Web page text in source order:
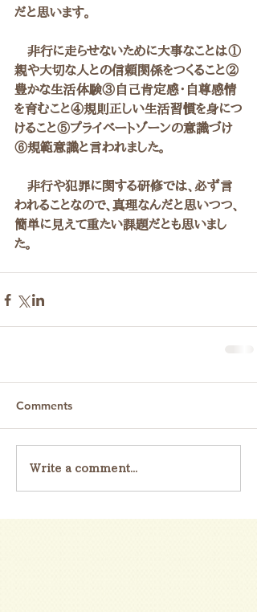
だと思います。
非行に走らせないために大事なことは①
親や大切な人との信頼関係をつくること②
豊かな生活体験③自己肯定感・自尊感情
を育むこと④規則正しい生活習慣を身につ
けること⑤プライベートゾーンの意識づけ
⑥規範意識と言われました。
非行や犯罪に関する研修では、必ず言
われることなので、真理なんだと思いつつ、
簡単に見えて重たい課題だとも思いまし
た。
Comments
Write a comment...